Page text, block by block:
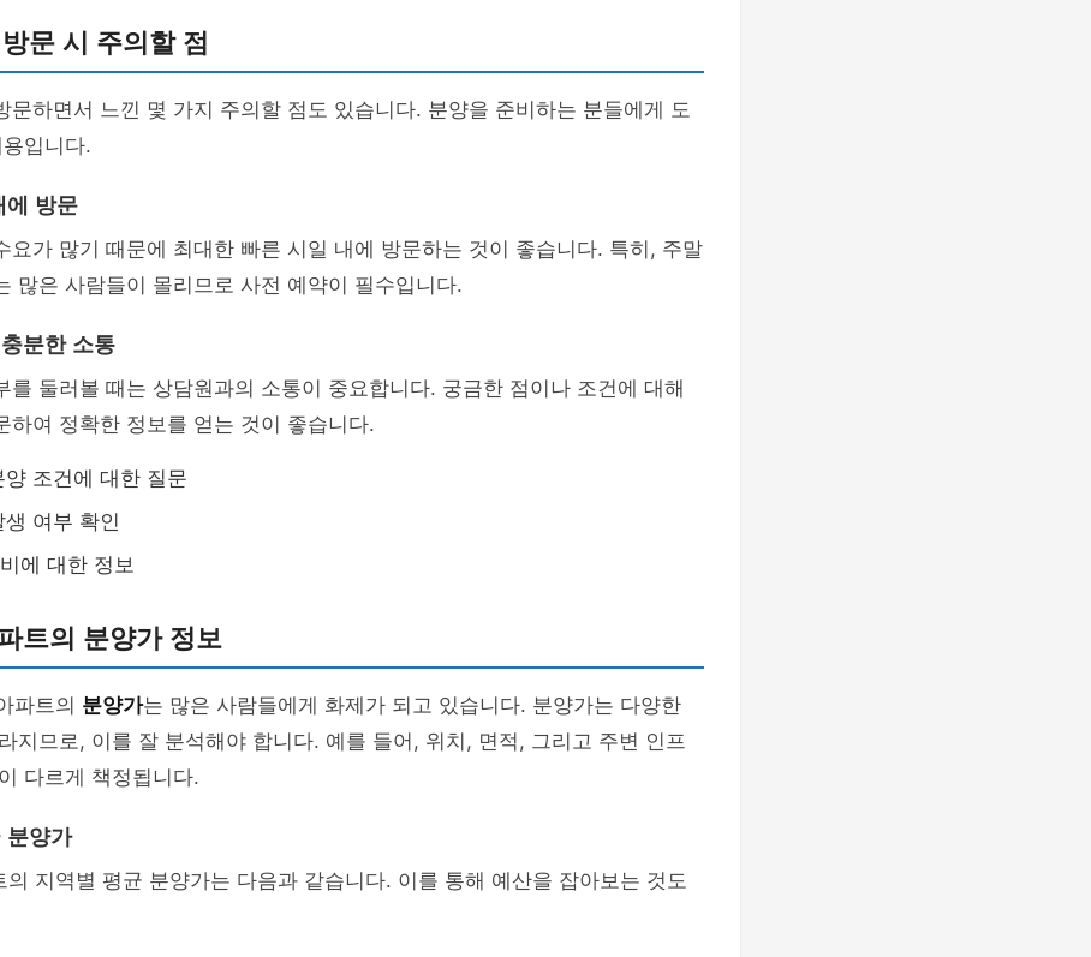
문 시 주의할 점
문하면서 느낀 몇 가지 주의할 점도 있습니다. 분양을 준비하는 분들에게 도
입니다.
에 방문
요가 많기 때문에 최대한 빠른 시일 내에 방문하는 것이 좋습니다. 특히, 주말
많은 사람들이 몰리므로 사전 예약이 필수입니다.
분한 소통
를 둘러볼 때는 상담원과의 소통이 중요합니다. 궁금한 점이나 조건에 대해
하여 정확한 정보를 얻는 것이 좋습니다.
조건에 대한 질문
여부 확인
에 대한 정보
트의 분양가 정보
파트의 분양가는 많은 사람들에게 화제가 되고 있습니다. 분양가는 다양한
지므로, 이를 잘 분석해야 합니다. 예를 들어, 위치, 면적, 그리고 주변 인프
다르게 책정됩니다.
분양가
의 지역별 평균 분양가는 다음과 같습니다. 이를 통해 예산을 잡아보는 것도